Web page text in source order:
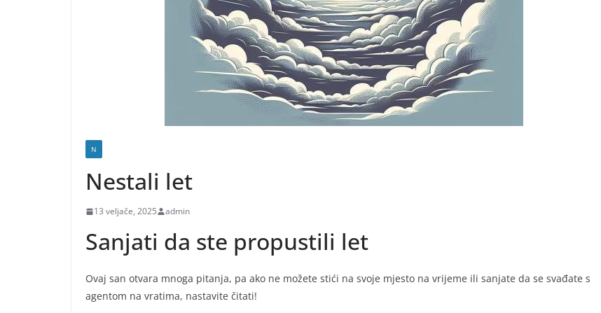
N
Nestali let
13 veljače, 2025 admin
Sanjati da ste propustili let
Ovaj san otvara mnoga pitanja, pa ako ne možete stići na svoje mjesto na vrijeme ili sanjate da se svađate s
agentom na vratima, nastavite čitati!